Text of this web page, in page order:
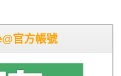
官方帳號